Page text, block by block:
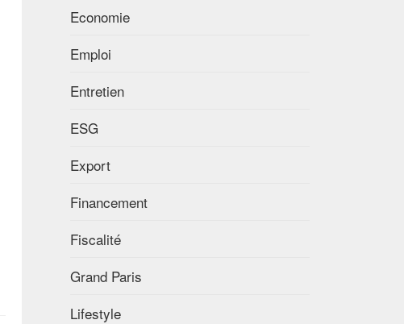
Economie
Emploi
Entretien
ESG
Export
Financement
Fiscalité
Grand Paris
Lifestyle